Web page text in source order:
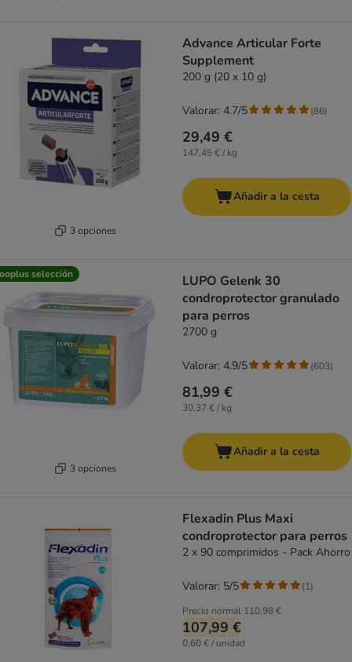
3 opciones
Advance Articular Forte
Supplement
200 g (20 x 10 g)
29,49 €
147,45 € / kg
Valorar: 4.7/5 (86)
Añadir a la cesta
selección
3 opciones
LUPO Gelenk 30
condroprotector granulado
para perros
2700 g
81,99 €
30,37 € / kg
Valorar: 4.9/5 (603)
Añadir a la cesta
Flexadin Plus Maxi
condroprotector para perros
2 x 90 comprimidos - Pack Ahorro
Precio normal 110,98 €
107,99 €
0,60 € / unidad
Valorar: 5/5 (1)